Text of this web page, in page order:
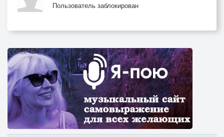
Пользователь заблокирован